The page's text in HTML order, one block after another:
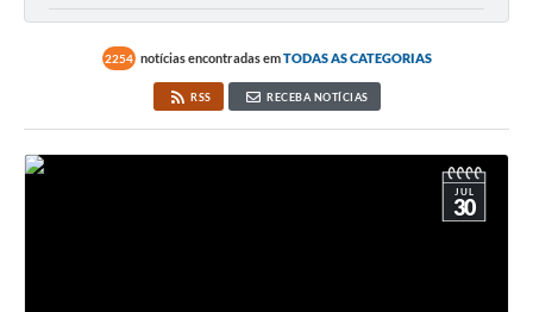
2254 notícias encontradas emTODAS AS CATEGORIAS
RSS RECEBA NOTÍCIAS
JUL
30